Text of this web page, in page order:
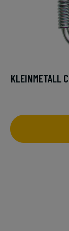
KLEINMETALL